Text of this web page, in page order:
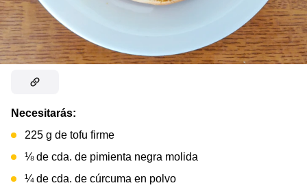
Necesitarás:
225 g de tofu firme
⅛ de cda. de pimienta negra molida
¼ de cda. de cúrcuma en polvo